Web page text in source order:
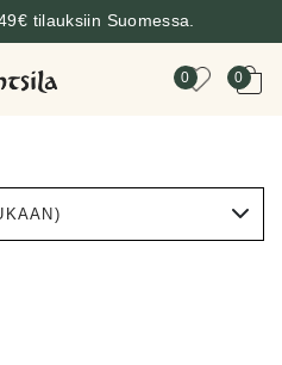
tilauksiin Suomessa.
0 0